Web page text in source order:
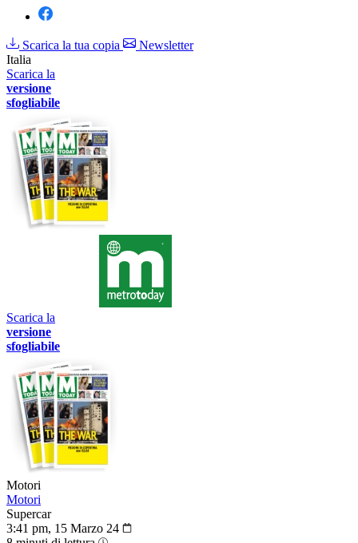
Scarica la tua copia
Newsletter
Italia
Scarica la
versione
sfogliabile
Scarica la
versione
sfogliabile
Motori
Motori
Supercar
3:41 pm, 15 Marzo 24